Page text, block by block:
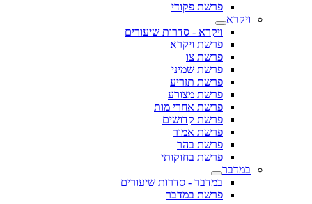
פרשת פקודי
ויקרא
ויקרא - סדרות שיעורים
פרשת ויקרא
פרשת צו
פרשת שמיני
פרשת תזריע
פרשת מצורע
פרשת אחרי מות
פרשת קדושים
פרשת אמור
פרשת בהר
פרשת בחוקותי
במדבר
במדבר - סדרות שיעורים
פרשת במדבר